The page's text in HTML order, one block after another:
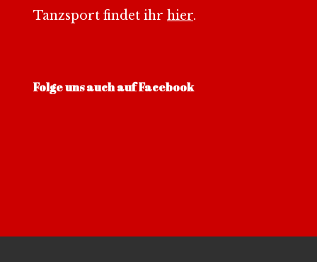
Tanzsport findet ihr hier.
Folge uns auch auf Facebook